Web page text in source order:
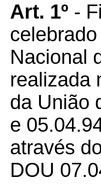
Art. 1º -
Nacional
realizada
da União
e
através
DOU